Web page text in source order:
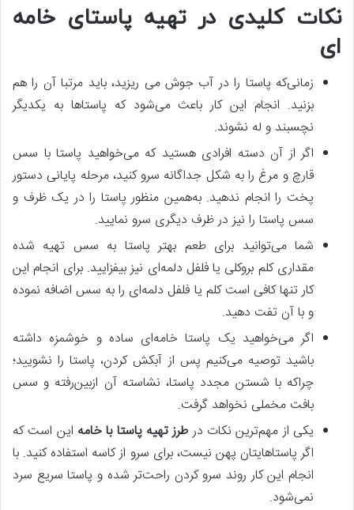
نکات کلیدی در تهیه پاستای خامه‌
ای
زمانی‌که پاستا را در آب جوش می ریزید، باید مرتبا آن را هم
بزنید. انجام این کار باعث می‌شود که پاستاها به یکدیگر
نچسبند و له نشوند.
اگر از آن دسته افرادی هستید که می‌خواهید پاستا با سس
قارچ و مرغ را به شکل جداگانه سرو کنید، مرحله پایانی دستور
پخت را انجام ندهید. به‌همین منظور پاستا را در یک ظرف و
سس پاستا را نیز در ظرف دیگری سرو نمایید.
شما می‌توانید برای طعم بهتر پاستا به سس تهیه شده
مقداری کلم بروکلی یا فلفل دلمه‌ای نیز بیفزایید. برای انجام این
کار تنها کافی است کلم یا فلفل دلمه‌ای را به سس اضافه نموده
و با آن تفت دهید.
اگر می‌خواهید یک پاستا خامه‌ای ساده و خوشمزه داشته
باشید توصیه می‌کنیم پس‌ از آبکش کردن، پاستا را نشویید؛
چراکه با شستن مجدد پاستا، نشاسته آن ازبین‌رفته و سس
بافت مخملی نخواهد گرفت.
یکی از مهم‌ترین نکات درطرز تهیه پاستا با خامه این است که
اگر پاستاهایتان پهن نیست، برای سرو از کاسه استفاده کنید. با
انجام این کار روند سرو کردن راحت‌تر شده و پاستا سریع سرد
نمی‌شود.